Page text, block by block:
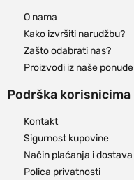
O nama
Kako izvršiti narudžbu?
Zašto odabrati nas?
Proizvodi iz naše ponude
Podrška korisnicima
Kontakt
Sigurnost kupovine
Način plaćanja i dostava
Polica privatnosti